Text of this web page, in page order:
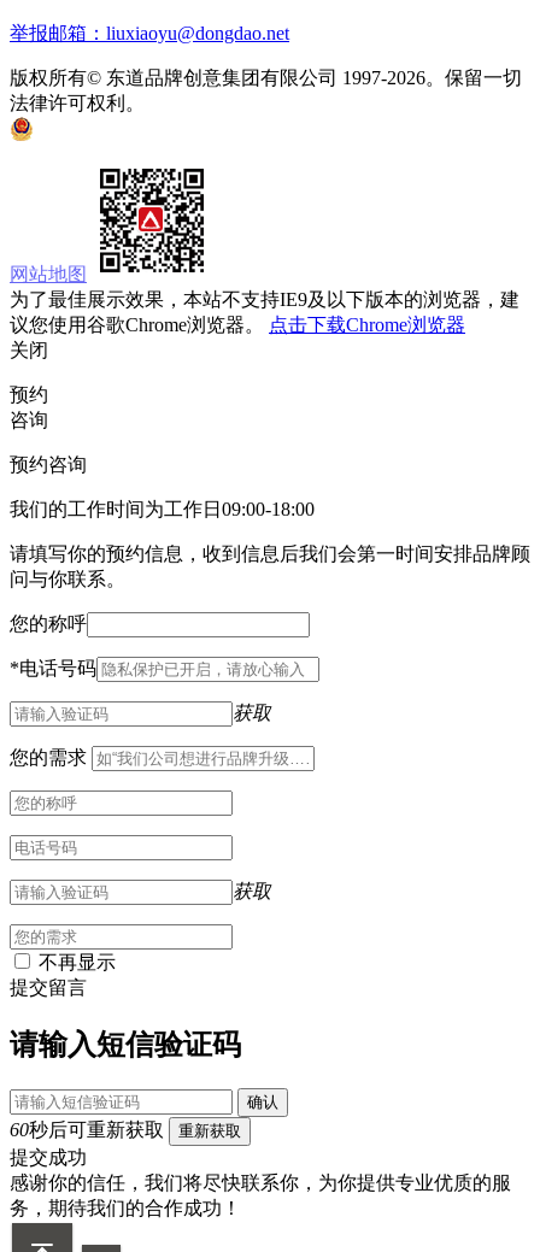
举报邮箱：liuxiaoyu@dongdao.net
版权所有© 东道品牌创意集团有限公司 1997-2026。保留一切
法律许可权利。
网站地图
为了最佳展示效果，本站不支持IE9及以下版本的浏览器，建
议您使用谷歌Chrome浏览器。
点击下载Chrome浏览器
关闭
预约
咨询
预约咨询
我们的工作时间为工作日09:00-18:00
请填写你的预约信息，收到信息后我们会第一时间安排品牌顾
问与你联系。
您的称呼
*电话号码
获取
您的需求
获取
不再显示
提交留言
请输入短信验证码
确认
60秒后可重新获取 重新获取
提交成功
感谢你的信任，我们将尽快联系你，为你提供专业优质的服
务，期待我们的合作成功！